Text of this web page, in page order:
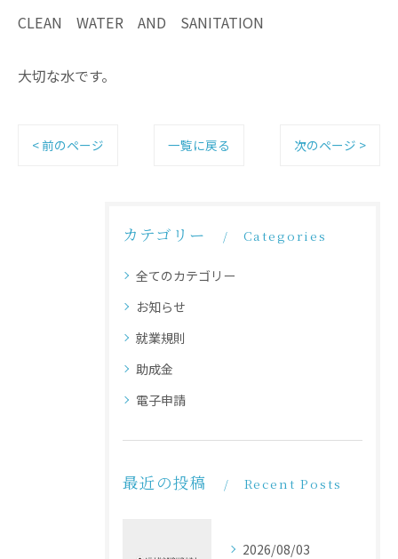
CLEAN WATER AND SANITATION
大切な水です。
< 前のページ 一覧に戻る 次のページ >
カテゴリー Categories
全てのカテゴリー
お知らせ
就業規則
助成金
電子申請
最近の投稿 Recent Posts
2026/08/03